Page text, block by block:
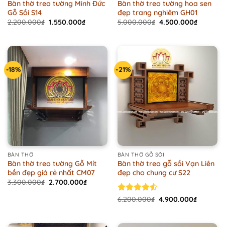
Bàn thờ treo tường Minh Đức
Gỗ Sồi S14
2.200.000₫ Original
1.550.000₫Current
Bàn thờ treo tường hoa sen
đẹp trang nghiêm GH01
5.000.000₫ Original
4.500.000₫Current
-18%
BÀN THỜ
Bàn thờ treo tường Gỗ Mít
bền đẹp giá rẻ nhất CM07
3.300.000₫ Original
2.700.000₫Current
2.700.000₫.
-21%
BÀN THỜ GỖ SỒI
Bàn thờ treo gỗ sồi Vạn Liên
đẹp cho chung cư S22
Rated
6.200.000₫ Original
4.900.000₫Current